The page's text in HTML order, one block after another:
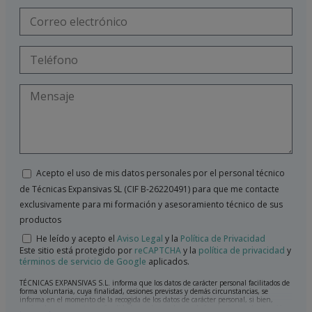
Acepto el uso de mis datos personales por el personal técnico
de Técnicas Expansivas SL (CIF B-26220491) para que me contacte
exclusivamente para mi formación y asesoramiento técnico de sus
productos
He leído y acepto el Aviso Legal y la Política de Privacidad
Este sitio está protegido por reCAPTCHAy la política de privacidad y
términos de servicio de Google aplicados.
TÉCNICAS EXPANSIVAS S.L. informa que los datos de carácter personal facilitados de
forma voluntaria, cuya finalidad, cesiones previstas y demás circunstancias, se
informa en el momento de la recogida de los datos de carácter personal, si bien,